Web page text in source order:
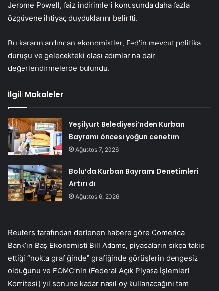
Jerome Powell, faiz indirimleri konusunda daha fazla
özgüvene ihtiyaç duyduklarını belirtti.
Bu kararın ardından ekonomistler, Fed’in mevcut politika
duruşu ve gelecekteki olası adımlarına dair
değerlendirmelerde bulundu.
İlgili Makaleler
Yeşilyurt Belediyesi’nden Kurban
Bayramı öncesi yoğun denetim
Ağustos 7, 2026
Bolu’da Kurban Bayramı Denetimleri
Artırıldı
Ağustos 6, 2026
Reuters tarafından derlenen habere göre Comerica
Bank’ın Baş Ekonomisti Bill Adams, piyasaların sıkça takip
ettiği “nokta grafiğinde” grafiğinde görüşlerin dengesiz
olduğunu ve FOMC’nin (Federal Açık Piyasa İşlemleri
Komitesi) yıl sonuna kadar nasıl oy kullanacağını tam